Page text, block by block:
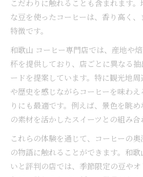
こだわりに触れることも含まれます
な豆を使ったコーヒーは、香り高く
特徴です。
和歌山 コーヒー専門店では、産地や
杯を提供しており、店ごとに異なる
ードを提案しています。特に観光地
や歴史を感じながらコーヒーを味わ
りにも最適です。例えば、景色を眺
の素材を活かしたスイーツとの組み合
これらの体験を通じて、コーヒーの
の物語に触れることができます。和
いと評判の店では、季節限定の豆や